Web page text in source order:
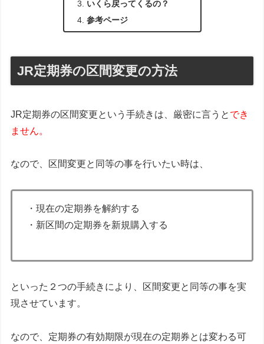
いくら戻ってくるの？
参考ページ
JR定期券の区間変更の方法
JR定期券の区間変更という手続きは、厳密に言うと でき
ません。
なので、区間変更と同等の事を行いたい時は、
・現在の定期券を解約する
・新区間の定期券を新規購入する
といった２つの手続きにより、区間変更と同等の事を実
現させています。
なので、定期券の有効期限が現在の定期券とは変わる可